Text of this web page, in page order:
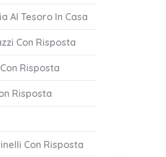
Al Tesoro In Casa
Con Risposta
Risposta
Risposta
Con Risposta